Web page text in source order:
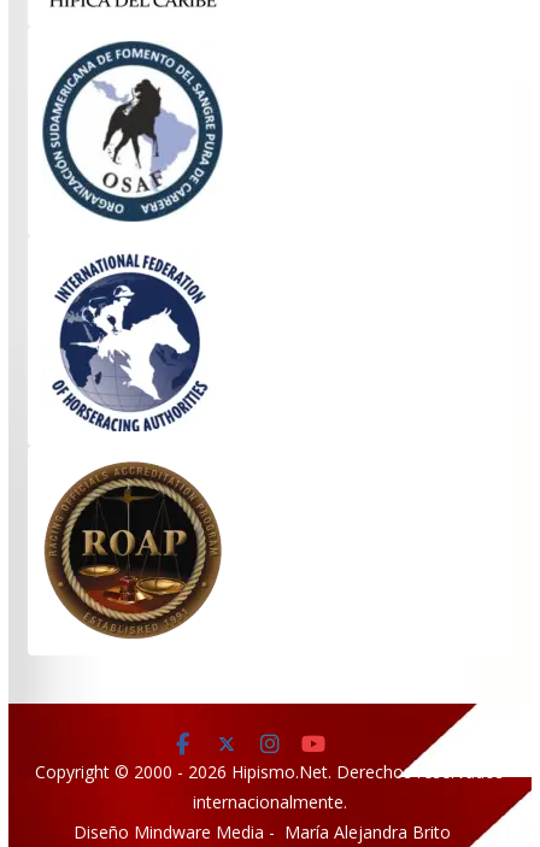
Copyright © 2000 - 2026 Hipismo.Net. Derechos reservados
internacionalmente.
Diseño Mindware Media - María Alejandra Brito